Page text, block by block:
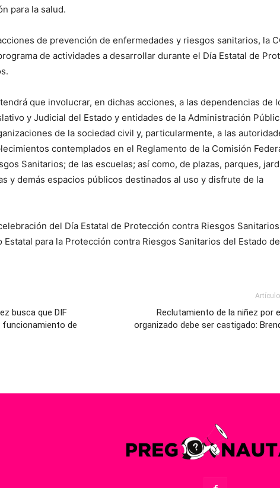
para la salud.
de prevención de enfermedades y riesgos sanitarios, la
de actividades a desarrollar durante el Día Estatal de
que involucrar, en dichas acciones, a las dependencias de
y Judicial del Estado y entidades de la Administración
de la sociedad civil y, particularmente, a las
contemplados en el Reglamento de la Comisión
Sanitarios; de las escuelas; así como, de plazas, parques,
y demás espacios públicos destinados al uso y disfrute de la
del Día Estatal de Protección contra Riesgos
Estatal para la Protección contra Riesgos Sanitarios del Estado de
busca que DIF
de
Reclutamiento de la niñez por
organizado debe ser castigado: